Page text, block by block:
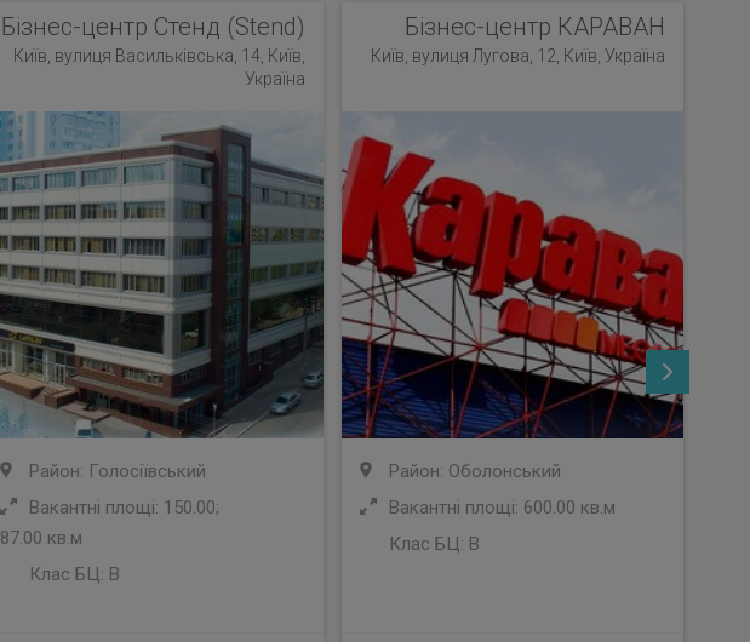
Бізнес-центр Стенд (Stend)
Київ, вулиця Васильківська, 14, Київ,
Україна
Район: Голосіївський
Вакантні площі: 150.00;
87.00 кв.м
Клас БЦ: B
Бізнес-центр КАРАВАН
Київ, вулиця Лугова, 12, Київ, Україна
Район: Оболонський
Вакантні площі: 600.00 кв.м
Клас БЦ: B